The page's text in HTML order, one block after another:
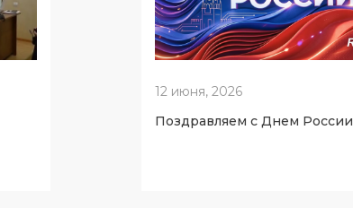
12 июня, 2026
Поздравляем с Днем России